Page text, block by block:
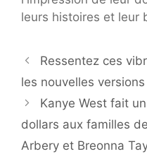
leurs histoires et leur
Ressentez ces
les nouvelles
Kanye West fait
dollars aux familles
Arbery et Breonna